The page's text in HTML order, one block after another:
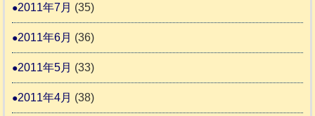
2011年7月 (35)
2011年6月 (36)
2011年5月 (33)
2011年4月 (38)